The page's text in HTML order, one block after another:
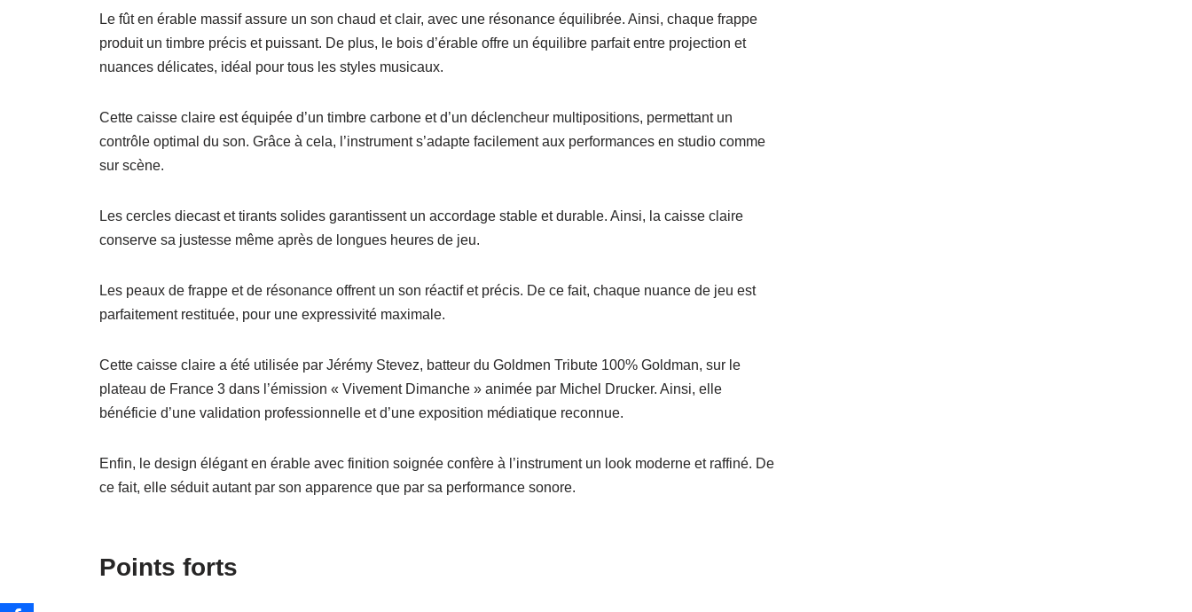
Le fût en érable massifassure un son chaud et clair, avec une résonance équilibrée. Ainsi, chaque frappe
produit un timbre précis et puissant. De plus, le bois d’érable offre un équilibre parfait entre projection et
nuances délicates, idéal pour tous les styles musicaux.
Cette caisse claire est équipée d’un timbre carbone et d’un déclencheur multipositions, permettant un
contrôle optimal du son. Grâce à cela, l’instrument s’adapte facilement aux performances en studio comme
sur scène.
Les cercles diecast et tirants solides garantissent un accordage stable et durable. Ainsi, la caisse claire
conserve sa justesse même après de longues heures de jeu.
Les peaux de frappe et de résonance offrent un son réactif et précis. De ce fait, chaque nuance de jeu est
parfaitement restituée, pour une expressivité maximale.
Cette caisse claire a été utilisée par Jérémy Stevez, batteur du Goldmen Tribute 100% Goldman, sur le
plateau de France 3 dans l’émission « Vivement Dimanche » animée par Michel Drucker. Ainsi, elle
bénéficie d’une validation professionnelle et d’une exposition médiatique reconnue.
Enfin, le design élégant en érable avec finition soignée confère à l’instrument un look moderne et raffiné. De
ce fait, elle séduit autant par son apparence que par sa performance sonore.
Points forts